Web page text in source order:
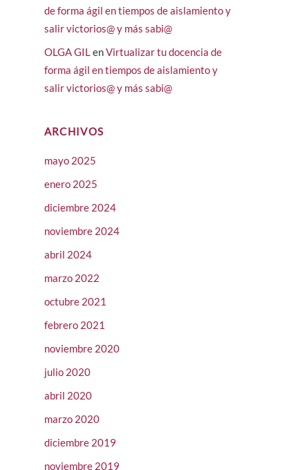
de forma ágil en tiempos de aislamiento y
salir victorios@ y más sabi@
OLGA GILenVirtualizar tu docencia de
forma ágil en tiempos de aislamiento y
salir victorios@ y más sabi@
ARCHIVOS
mayo 2025
enero 2025
diciembre 2024
noviembre 2024
abril 2024
marzo 2022
octubre 2021
febrero 2021
noviembre 2020
julio 2020
abril 2020
marzo 2020
diciembre 2019
noviembre 2019